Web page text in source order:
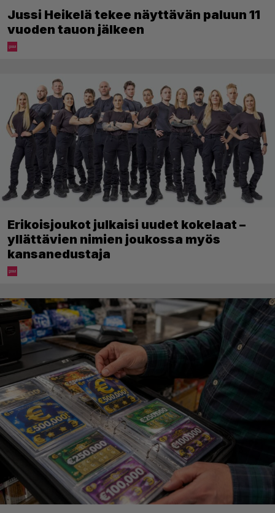
Jussi Heikelä tekee näyttävän paluun 11
vuoden tauon jälkeen
Erikoisjoukot julkaisi uudet kokelaat –
yllättävien nimien joukossa myös
kansanedustaja